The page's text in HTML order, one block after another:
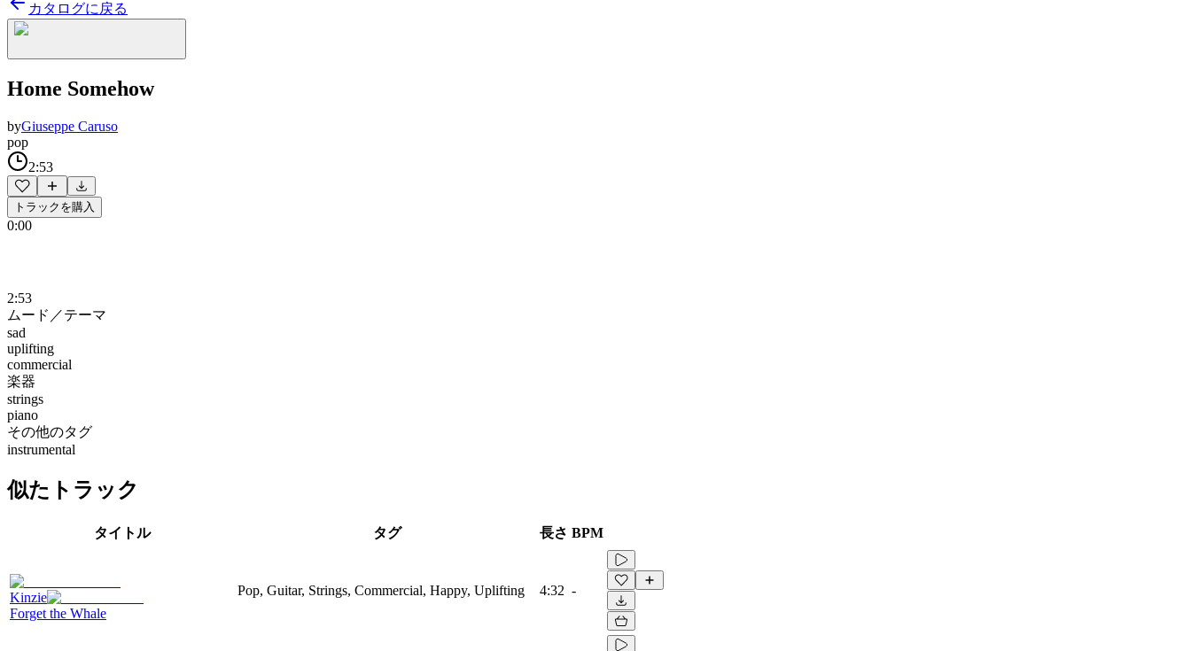
カタログに戻る
Home Somehow
byGiuseppe Caruso
pop
2:53
トラックを購入
0:00
2:53
ムード／テーマ
sad
uplifting
commercial
楽器
strings
piano
その他のタグ
instrumental
似たトラック
タイトル タグ 長さ BPM
Kinzie
Forget the Whale
Pop, Guitar, Strings, Commercial, Happy, Uplifting 4:32 -